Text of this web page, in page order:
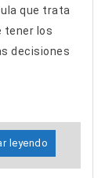
que trata
tener los
decisiones
leyendo